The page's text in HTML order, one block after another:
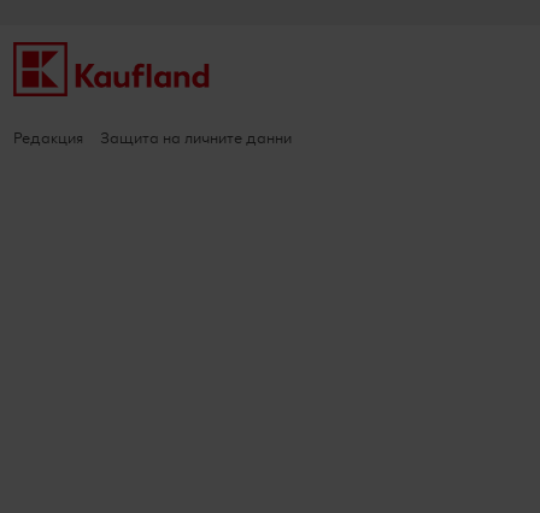
Редакция Защита на личните данни